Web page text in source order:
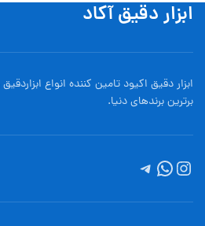
ابزار دقیق آکاد
ابزار دقیق اکیود تامین کننده انواع
برترین برندهای دنیا.